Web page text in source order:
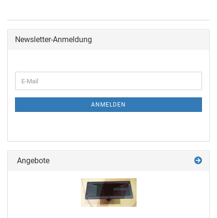
Newsletter-Anmeldung
ANMELDEN
Angebote